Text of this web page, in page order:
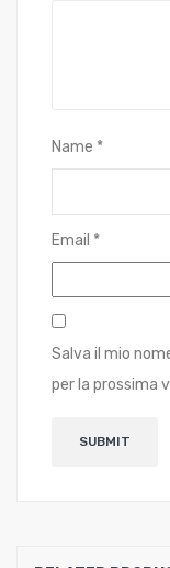
Name *
Email *
Salva il mio
per la prossima